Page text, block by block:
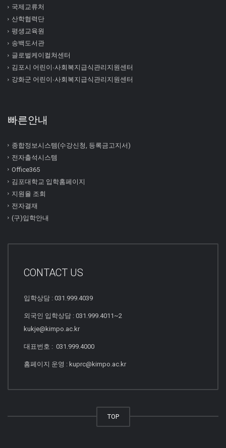
국제교류처
산학협력단
평생교육원
송백도서관
글로벌케이컬쳐센터
김포시 어린이∙사회복지급식관리지원센터
강화군 어린이∙사회복지급식관리지원센터
빠른안내
종합정보시스템(수강신청, 등록금고지서)
전자출석시스템
Office365
김포대학교 입학홈페이지
지원율 조회
전자결재
(구)입학안내
CONTACT US
입학상담 : 031.999.4039
외국인 입학상담 : 031.999.4011~2
kukje@kimpo.ac.kr
대표번호 : 031.999.4000
홈페이지 운영 : kuprc@kimpo.ac.kr
TOP